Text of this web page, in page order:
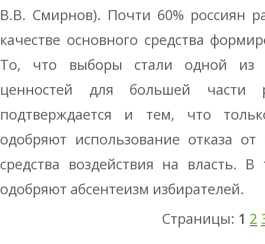
В.В. Смирнов). Почти 60% россиян
качестве основного средства
То, что выборы стали одной из
ценностей для большей части
подтверждается и тем, что
одобряют использование отказа
средства воздействия на власть.
одобряют абсентеизм избирателей.
Страницы: 1 2